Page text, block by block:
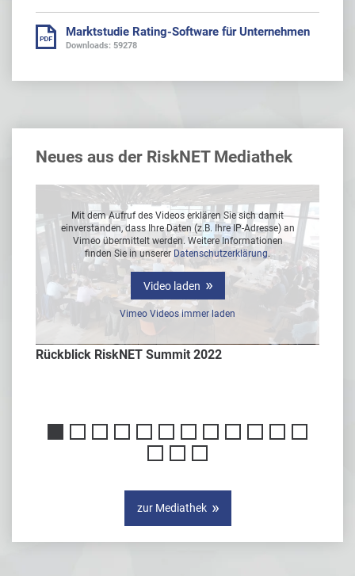
Marktstudie Rating-Software für Unternehmen
Downloads: 59278
Neues aus der RiskNET Mediathek
Mit dem Aufruf des Videos erklären Sie sich damit
einverstanden, dass Ihre Daten (z.B. Ihre IP-Adresse) an
Vimeo übermittelt werden. Weitere Informationen
finden Sie in unserer Datenschutzerklärung.
Video laden
Vimeo Videos immer laden
Rückblick RiskNET Summit 2022
zur Mediathek